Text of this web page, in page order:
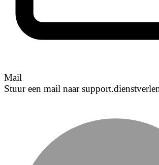
Mail
Stuur een mail naar